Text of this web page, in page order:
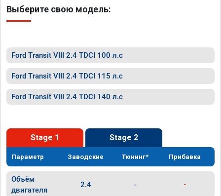
Выберите свою модель:
Ford Transit VIII 2.4 TDCI 100 л.с
Ford Transit VIII 2.4 TDCI 115 л.с
Ford Transit VIII 2.4 TDCI 140 л.с
Stage 1 Stage 2
Параметр Заводские Тюнинг* Прибавка
Объём
двигателя
2.4 - -